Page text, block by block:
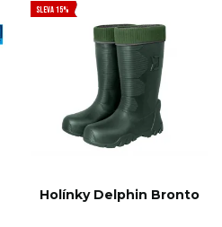
SLEVA 15%
Holínky Delphin Bronto